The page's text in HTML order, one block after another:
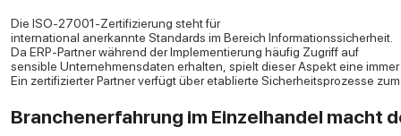
Die ISO-27001-Zertifizierung steht für
international anerkannte Standards im Bereich Informationssicherheit.
Da ERP-Partner während der Implementierung häufig Zugriff auf
sensible Unternehmensdaten erhalten, spielt dieser Aspekt eine
Ein zertifizierter Partner verfügt über etablierte Sicherheitsprozesse
Branchenerfahrung im Einzelhandel macht